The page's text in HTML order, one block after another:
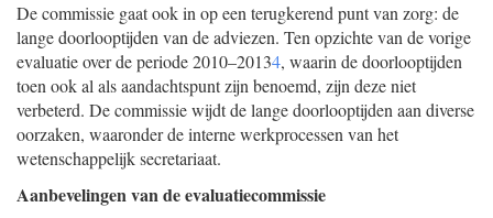
De commissie gaat ook in op een terugkerend punt van zorg: de
lange doorlooptijden van de adviezen. Ten opzichte van de vorige
evaluatie over de periode 2010–20134, waarin de doorlooptijden
toen ook al als aandachtspunt zijn benoemd, zijn deze niet
verbeterd. De commissie wijdt de lange doorlooptijden aan diverse
oorzaken, waaronder de interne werkprocessen van het
wetenschappelijk secretariaat.
Aanbevelingen van de evaluatiecommissie